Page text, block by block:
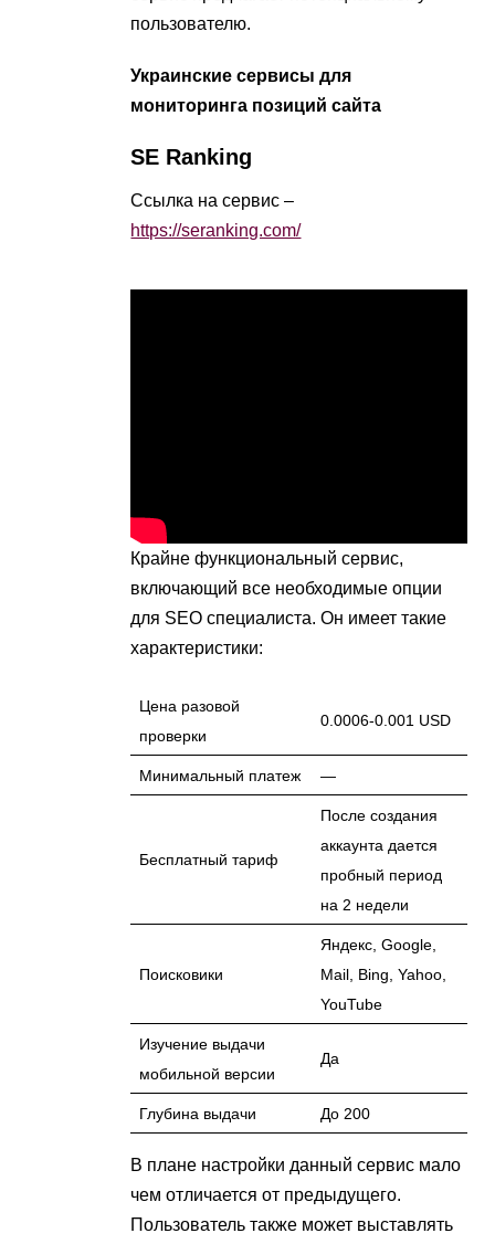
пользователю.
Украинские сервисы для
мониторинга позиций сайта
SE Ranking
Ссылка на сервис –
https://seranking.com/
Крайне функциональный сервис,
включающий все необходимые опции
для SEO специалиста. Он имеет такие
характеристики:
Цена разовой
проверки
0.0006-0.001 USD
Минимальный платеж —
Бесплатный тариф
После создания
аккаунта дается
пробный период
на 2 недели
Поисковики
Яндекс, Google,
Mail, Bing, Yahoo,
YouTube
Изучение выдачи
мобильной версии
Да
Глубина выдачи До 200
В плане настройки данный сервис мало
чем отличается от предыдущего.
Пользователь также может выставлять